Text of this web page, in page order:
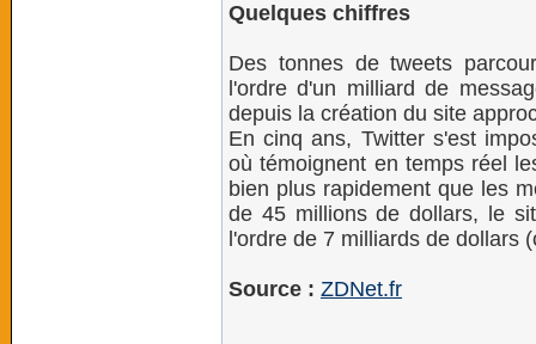
Quelques chiffres
Des tonnes de tweets
l'ordre d'un milliard de
depuis la création du site
En cinq ans, Twitter s'est
où témoignent en temps réel
bien plus rapidement que les
de 45 millions de dollars, le
l'ordre de 7 milliards de dollars
Source : ZDNet.fr